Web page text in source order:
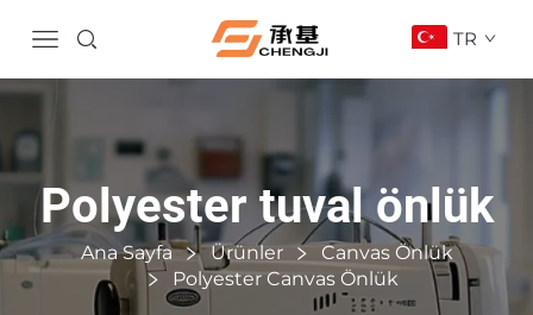
TR
Polyester tuval önlük
Ana Sayfa Ürünler
Canvas Önlük
Polyester Canvas Önlük